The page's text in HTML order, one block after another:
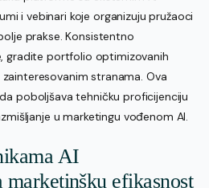
i vebinari koje organizuju pružaoci
prakse. Konsistentno
gradite portfolio optimizovanih
stranama. Ova
poboljšava tehničku proficijenciju
u marketingu vođenom AI.
AI
marketinšku efikasnost